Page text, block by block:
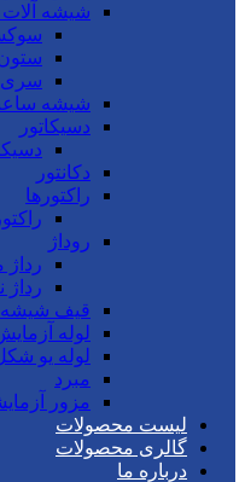
شیشه آلات
سری
شیشه
دسیکاتور
دکانتور
راکتورها
روداژ
رداژ
رداژ
قیف شیشه
لوله
لوله یو
مبرد
مزور
لیست محصولات
گالری محصولات
درباره ما